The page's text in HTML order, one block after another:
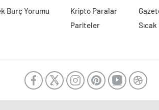
Burç Yorumu
Kripto Paralar
Pariteler